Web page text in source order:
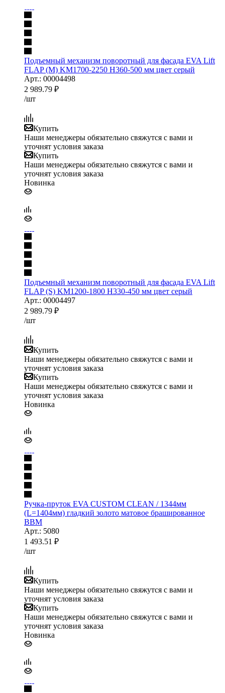
Подъемный механизм поворотный для фасада EVA Lift
FLAP (M) KM1700-2250 H360-500 мм цвет серый
Арт.: 00004498
2 989.79 ₽
/шт
Купить
Наши менеджеры обязательно свяжутся с вами и
уточнят условия заказа
Купить
Наши менеджеры обязательно свяжутся с вами и
уточнят условия заказа
Новинка
Подъемный механизм поворотный для фасада EVA Lift
FLAP (S) KM1200-1800 H330-450 мм цвет серый
Арт.: 00004497
2 989.79 ₽
/шт
Купить
Наши менеджеры обязательно свяжутся с вами и
уточнят условия заказа
Купить
Наши менеджеры обязательно свяжутся с вами и
уточнят условия заказа
Новинка
Ручка-пруток EVA CUSTOM CLEAN / 1344мм
(L=1404мм) гладкий золото матовое брашированное
BBM
Арт.: 5080
1 493.51 ₽
/шт
Купить
Наши менеджеры обязательно свяжутся с вами и
уточнят условия заказа
Купить
Наши менеджеры обязательно свяжутся с вами и
уточнят условия заказа
Новинка